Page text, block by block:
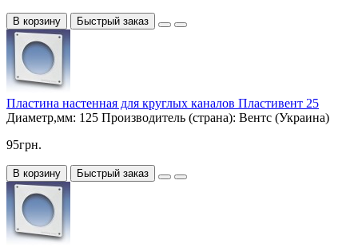
В корзину Быстрый заказ
Пластина настенная для круглых каналов Пластивент 25
Диаметр,мм: 125 Производитель (страна): Вентс (Украина)
95грн.
В корзину Быстрый заказ